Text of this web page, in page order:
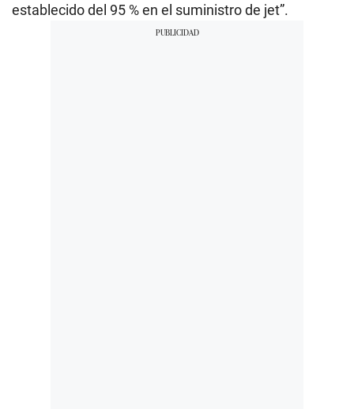
establecido del 95 % en el suministro de jet”.